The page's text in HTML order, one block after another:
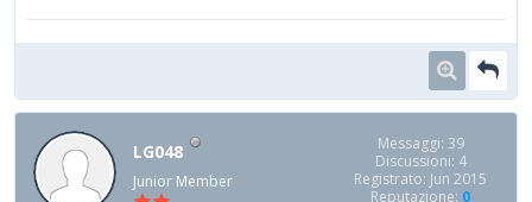
LG048
Junior Member
Messaggi: 39
Discussioni: 4
Registrato: Jun 2015
Reputazione: 0